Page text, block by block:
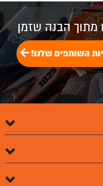
מתוך הבנה שזמן
השותפים שלנו!